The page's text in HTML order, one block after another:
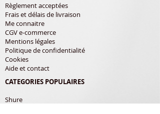
Règlement acceptées
Frais et délais de livraison
Me connaitre
CGV e-commerce
Mentions légales
Politique de confidentialité
Cookies
Aide et contact
CATEGORIES POPULAIRES
Shure